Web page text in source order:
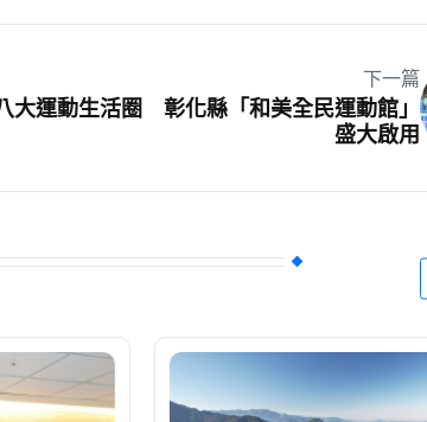
下一篇
大運動生活圈 彰化縣「和美全民運動館」
盛大啟用